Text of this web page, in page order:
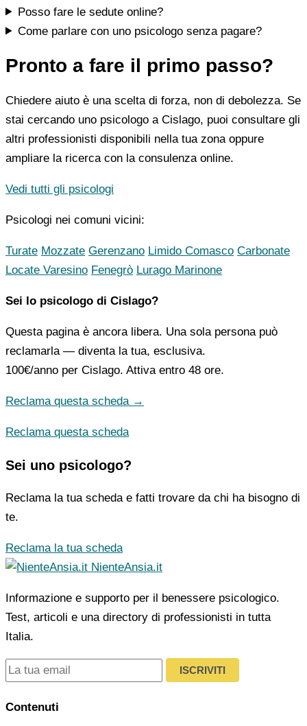
Posso fare le sedute online?
Come parlare con uno psicologo senza pagare?
Pronto a fare il primo passo?
Chiedere aiuto è una scelta di forza, non di debolezza. Se
stai cercando uno psicologo a Cislago, puoi consultare gli
altri professionisti disponibili nella tua zona oppure
ampliare la ricerca con la consulenza online.
Vedi tutti gli psicologi
Psicologi nei comuni vicini:
Turate Mozzate Gerenzano Limido Comasco Carbonate
Locate Varesino Fenegrò Lurago Marinone
Sei lo psicologo di Cislago?
Questa pagina è ancora libera. Una sola persona può
reclamarla — diventa la tua, esclusiva.
100€/anno per Cislago. Attiva entro 48 ore.
Reclama questa scheda →
Reclama questa scheda
Sei uno psicologo?
Reclama la tua scheda e fatti trovare da chi ha bisogno di
te.
Reclama la tua scheda
NienteAnsia.it
Informazione e supporto per il benessere psicologico.
Test, articoli e una directory di professionisti in tutta
Italia.
ISCRIVITI
Contenuti